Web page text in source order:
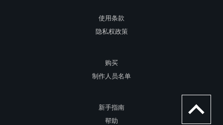
使用条款
隐私权政策
购买
制作人员名单
新手指南
帮助